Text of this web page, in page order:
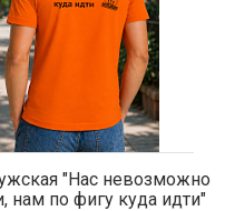
"Нас невозможно
нам по фигу куда идти"